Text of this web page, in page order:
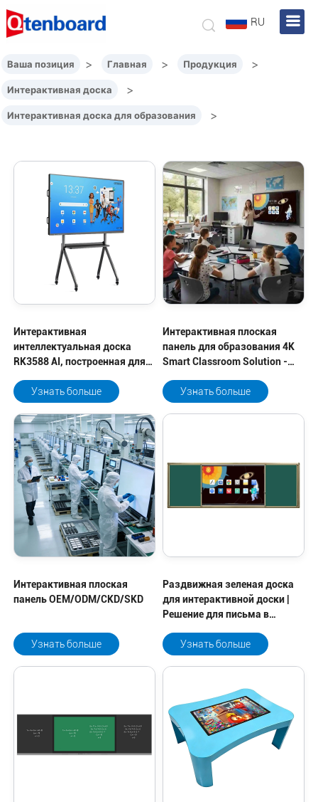
RU
Ваша позиция > Главная > Продукция >
Интерактивная доска >
Интерактивная доска для образования >
Интерактивная
интеллектуальная доска
RK3588 AI, построенная для
сотрудничества
Узнать больше
Интерактивная плоская
панель для образования 4K
Smart Classroom Solution -
Узнать больше
Интерактивная плоская
панель OEM/ODM/CKD/SKD
Узнать больше
Раздвижная зеленая доска
для интерактивной доски |
Решение для письма в
Узнать больше